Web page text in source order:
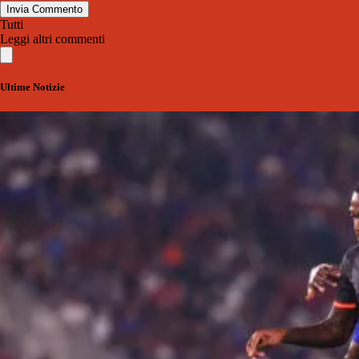
Invia Commento
Tutti
Leggi altri commenti
Ultime Notizie